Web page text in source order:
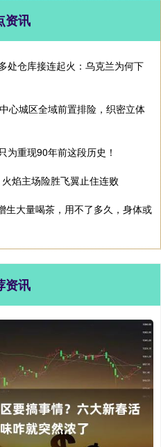
资讯
处仓库接连起火：乌克兰为何下
心城区全域前置排险，织密立体
为重现90年前这段历史！
焰主场险胜飞翼止住连败
生大量喝茶，用不了多久，身体或
资讯